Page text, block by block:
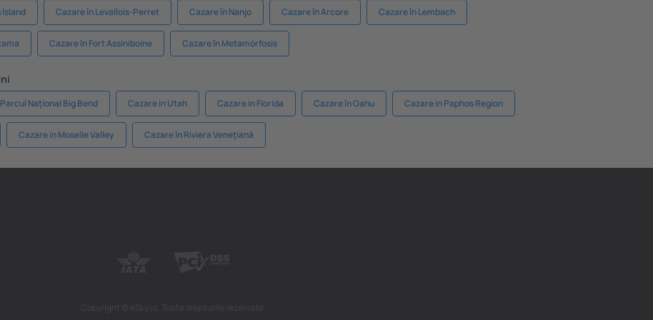
Island Cazare în Levallois-Perret Cazare în Nanjo Cazare în Arcore Cazare în Lembach
Cazare în Fort Assiniboine Cazare în Metamórfosis
Național Big Bend Cazare in Utah Cazare in Florida Cazare în Oahu Cazare in Paphos Region
Cazare in Moselle Valley Cazare în Riviera Veneţiană
Copyright © eSky.ro. Toate drepturile rezervate.